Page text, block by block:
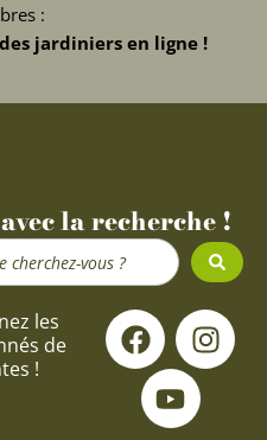
:
jardiniers en ligne !
la recherche !
les
de
!
F
a
c
e
I
n
s
Y
o
u
t